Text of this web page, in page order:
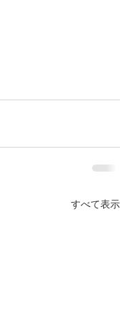
すべて表示